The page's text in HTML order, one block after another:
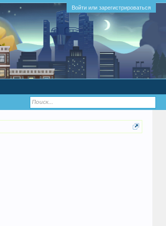
Войти или зарегистрироваться